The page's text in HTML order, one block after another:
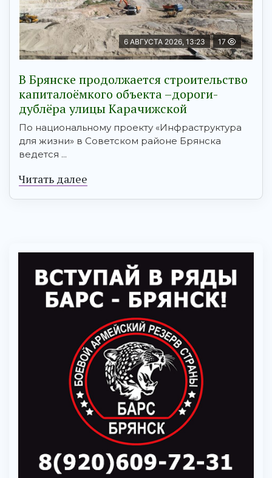
6 АВГУСТА 2026, 13:23 17
В Брянске продолжается строительство
капиталоёмкого объекта –дороги-
дублёра улицы Карачижской
По национальному проекту «Инфраструктура
для жизни» в Советском районе Брянска
ведется ...
Читать далее